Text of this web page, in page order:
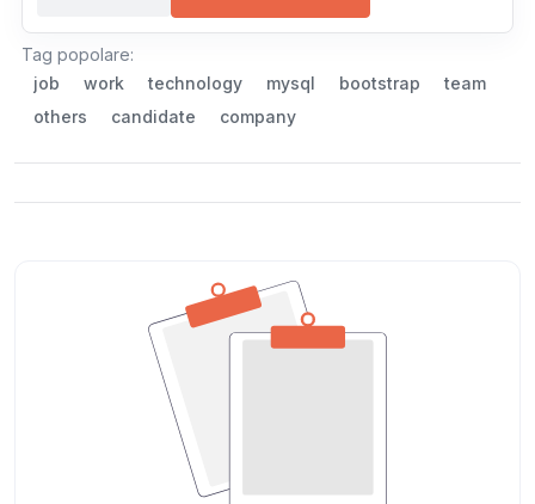
Tag popolare:
job
work technology mysql bootstrap
team
others
candidate company